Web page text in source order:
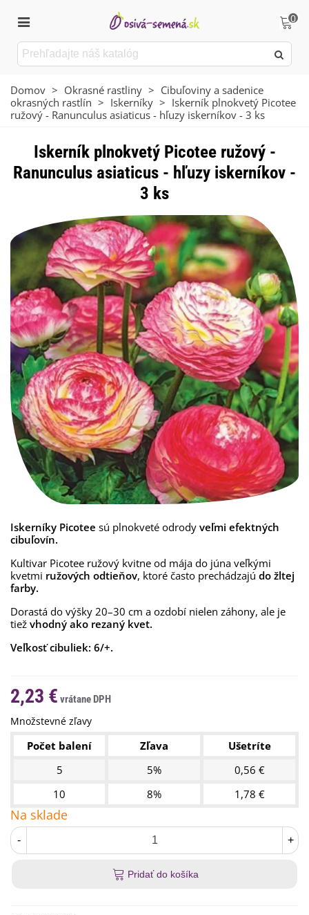
0
Domov > Okrasné rastliny > Cibuľoviny a sadenice
okrasných rastlín > Iskerníky > Iskerník plnokvetý Picotee
ružový - Ranunculus asiaticus - hľuzy iskerníkov - 3 ks
Iskerník plnokvetý Picotee ružový -
Ranunculus asiaticus - hľuzy iskerníkov -
3 ks
Iskerníky Picotee sú plnokveté odrody veľmi efektných
cibuľovín.
Kultivar Picotee ružový kvitne od mája do júna veľkými
kvetmi ružových odtieňov, ktoré často prechádzajú do žltej
farby.
Dorastá do výšky 20–30 cm a ozdobí nielen záhony, ale je
tiež vhodný ako rezaný kvet.
Veľkosť cibuliek: 6/+.
2,23 €
Množstevné zľavy
Počet balení Zľava
Ušetríte
5
5%
0,56 €
10
8% 1,78 €
Na sklade
- +
Pridať do košíka